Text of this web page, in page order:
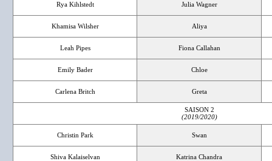
Rya Kihlstedt Julia Wagner
Khamisa Wilsher Aliya
Leah Pipes Fiona Callahan
Emily Bader Chloe
Carlena Britch Greta
SAISON 2
(2019/2020)
Christin Park Swan
Shiva Kalaiselvan Katrina Chandra